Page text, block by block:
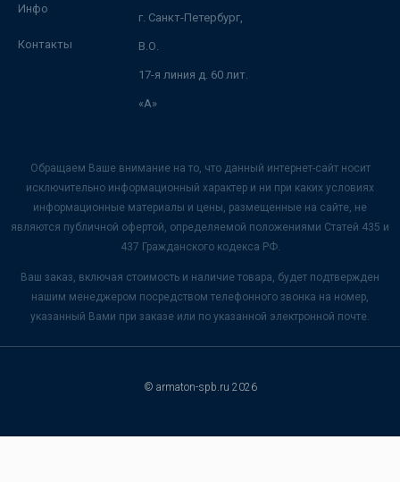
Инфо
Контакты
г. Санкт-Петербург,
В.О.
17-я линия д. 60 лит.
«А»
Обращаем Ваше внимание на то, что данный интернет-сайт носит
исключительно информационный характер и ни при каких условиях
информационные материалы и цены, размещенные на сайте, не
являются публичной офертой, определяемой положениями Статей 435 и
437 Гражданского кодекса РФ.
Ваш заказ, включая стоимость и наличие товара, будет подтвержден
нашим менеджером посредством телефонного звонка на номер,
указанный Вами при заказе или по указанной электронной почте.
© armaton-spb.ru 2026